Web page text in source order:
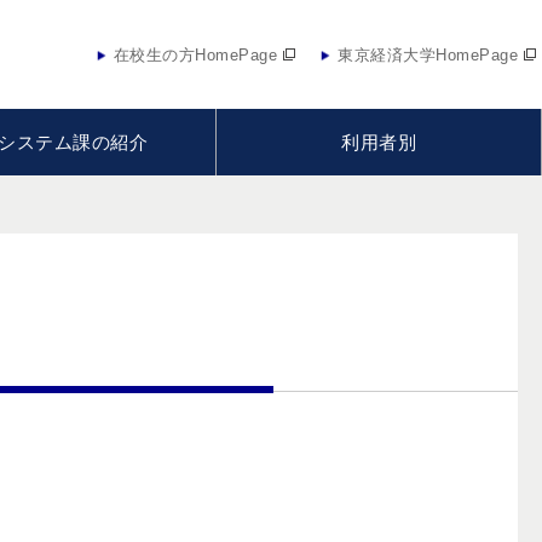
在校生の方HomePage 東京経済大学HomePage
ステム課の紹介 利用者別